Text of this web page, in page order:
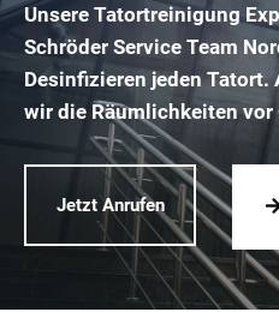
Unsere Tatortreinigung
Schröder Service Team
Desinfizieren jeden
wir die Räumlichkeiten vor
Jetzt Anrufen